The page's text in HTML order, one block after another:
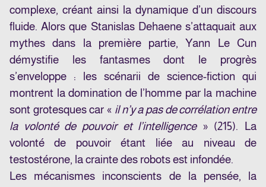
complexe, créant ainsi la dynamique d’un discours
fluide. Alors que Stanislas Dehaene s’attaquait aux
mythes dans la première partie, Yann Le Cun
démystifie les fantasmes dont le progrès
s’enveloppe : les scénarii de science-fiction qui
montrent la domination de l’homme par la machine
sont grotesques car « il n’y a pas de corrélation entre
la volonté de pouvoir et l’intelligence» (215). La
volonté de pouvoir étant liée au niveau de
testostérone, la crainte des robots est infondée.
Les mécanismes inconscients de la pensée, la